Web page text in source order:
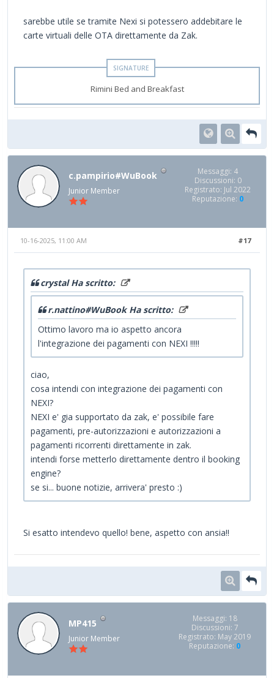
sarebbe utile se tramite Nexi si potessero addebitare le
carte virtuali delle OTA direttamente da Zak.
Rimini Bed and Breakfast
c.pampirio#WuBook
Junior Member
Messaggi: 4
Discussioni: 0
Registrato: Jul 2022
Reputazione: 0
#17
10-16-2025, 11:00 AM
crystal Ha scritto:
r.nattino#WuBook Ha scritto:
Ottimo lavoro ma io aspetto ancora
l'integrazione dei pagamenti con NEXI !!!!!
ciao,
cosa intendi con integrazione dei pagamenti con
NEXI?
NEXI e' gia supportato da zak, e' possibile fare
pagamenti, pre-autorizzazioni e autorizzazioni a
pagamenti ricorrenti direttamente in zak.
intendi forse metterlo direttamente dentro il booking
engine?
se si... buone notizie, arrivera' presto :)
Si esatto intendevo quello! bene, aspetto con ansia!!
MP415
Junior Member
Messaggi: 18
Discussioni: 7
Registrato: May 2019
Reputazione: 0